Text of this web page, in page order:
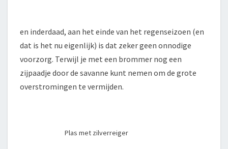
en inderdaad, aan het einde van het regenseizoen (en
dat is het nu eigenlijk) is dat zeker geen onnodige
voorzorg. Terwijl je met een brommer nog een
zijpaadje door de savanne kunt nemen om de grote
overstromingen te vermijden.
Plas met zilverreiger